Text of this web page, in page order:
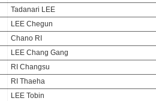
Tadanari LEE
LEE Chegun
Chano RI
LEE Chang Gang
RI Changsu
RI Thaeha
LEE Tobin